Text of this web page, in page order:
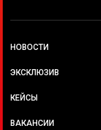
НОВОСТИ
ЭКСКЛЮЗИВ
КЕЙСЫ
ВАКАНСИИ